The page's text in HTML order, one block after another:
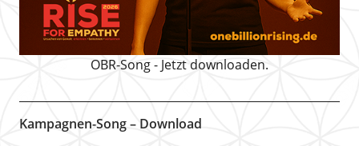
OBR-Song - Jetzt downloaden.
Kampagnen-Song – Download